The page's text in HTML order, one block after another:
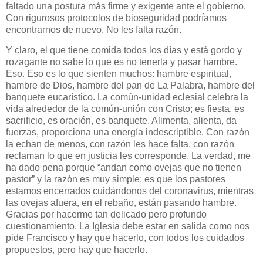
faltado una postura más firme y exigente ante el gobierno.
Con rigurosos protocolos de bioseguridad podríamos
encontrarnos de nuevo. No les falta razón.
Y claro, el que tiene comida todos los días y está gordo y
rozagante no sabe lo que es no tenerla y pasar hambre.
Eso. Eso es lo que sienten muchos: hambre espiritual,
hambre de Dios, hambre del pan de La Palabra, hambre del
banquete eucarístico. La común-unidad eclesial celebra la
vida alrededor de la común-unión con Cristo; es fiesta, es
sacrificio, es oración, es banquete. Alimenta, alienta, da
fuerzas, proporciona una energía indescriptible. Con razón
la echan de menos, con razón les hace falta, con razón
reclaman lo que en justicia les corresponde. La verdad, me
ha dado pena porque “andan como ovejas que no tienen
pastor” y la razón es muy simple: es que los pastores
estamos encerrados cuidándonos del coronavirus, mientras
las ovejas afuera, en el rebaño, están pasando hambre.
Gracias por hacerme tan delicado pero profundo
cuestionamiento. La Iglesia debe estar en salida como nos
pide Francisco y hay que hacerlo, con todos los cuidados
propuestos, pero hay que hacerlo.